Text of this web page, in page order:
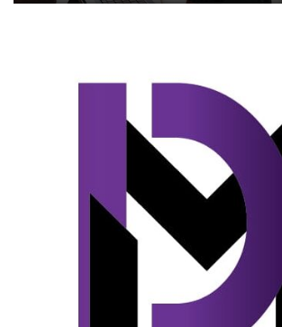
martie 26 / 2024